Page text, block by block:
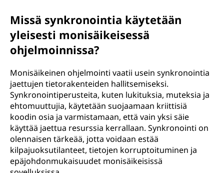
Missä synkronointia käytetään
yleisesti monisäikeisessä
ohjelmoinnissa?
Monisäikeinen ohjelmointi vaatii usein synkronointia
jaettujen tietorakenteiden hallitsemiseksi.
Synkronointiperusteita, kuten lukituksia, muteksia ja
ehtomuuttujia, käytetään suojaamaan kriittisiä
koodin osia ja varmistamaan, että vain yksi säie
käyttää jaettua resurssia kerrallaan. Synkronointi on
olennaisen tärkeää, jotta voidaan estää
kilpajuoksutilanteet, tietojen korruptoituminen ja
epäjohdonmukaisuudet monisäikeisissä